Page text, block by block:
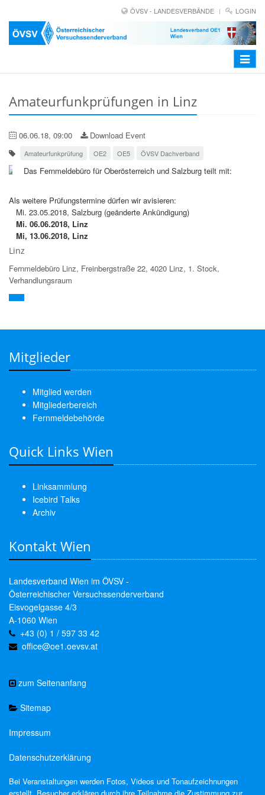
ÖVSV - LANDESVERBÄNDE LOGIN
Toggle
Amateurfunkprüfungen in Linz
06.06.18, 09:00 Download Event
Amateurfunkprüfung OE2 OE5 ÖVSV Dachverband
Das Fernmeldebüro für Oberösterreich und Salzburg teilt mit:
Als weitere Prüfungstermine dürfen wir avisieren:
Mi. 23.05.2018, Salzburg (geänderte Ankündigung)
Mi. 06.06.2018, Linz
Mi, 13.06.2018, Linz
Linz
Fernmeldebüro Linz, Freinbergstraße 22, 4020 Linz, 1. Stock,
Verhandlungsraum
Mitglieder
Mitglied werden
Mitgliederbereich
Fernmeldebehörde
Quick Links Wien
Linksammlung
Icebird Talks
Archiv
Kontakt Wien
Landesverband Wien im ÖVSV -
Österreichischer Versuchssenderverband
Eisvogelgasse 4/3
A-1060 Wien
+43 (0) 1 / 597 33 42
office@oe1.oevsv.at
zum Seitenanfang
Sitemap
Impressum
Datenschutzerklärung
Bei Veranstaltungen werden Fotos, Videos und Tonaufzeichnungen